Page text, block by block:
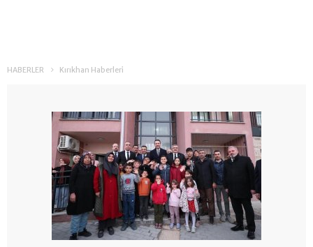
HABERLER Kırıkhan Haberleri